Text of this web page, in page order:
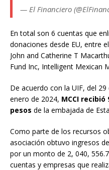
— El Financiero
En total son 6 cuentas que
donaciones desde EU, entre
John and Catherine T
Fund Inc, Intelligent Mexican
De acuerdo con la UIF, del
enero de 2024, MCCI recibió
pesos de la embajada de
Como parte de los recursos
asociación obtuvo ingresos
por un monto de 2, 040,
cuentas y empresas que